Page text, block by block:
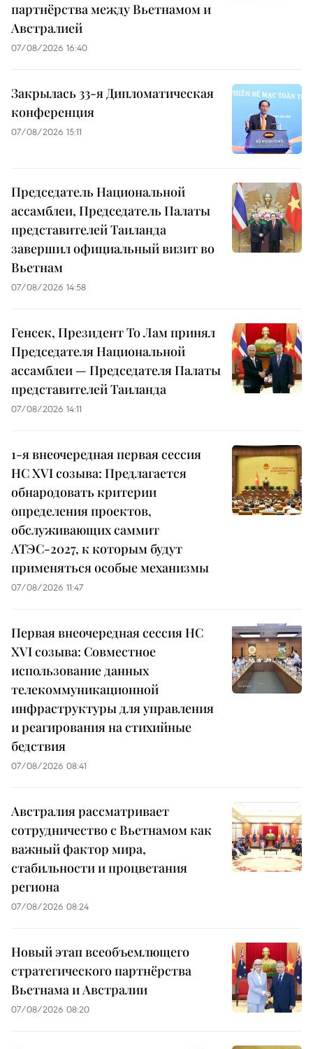
партнёрства между Вьетнамом и
Австралией
07/08/2026 16:40
Закрылась 33-я Дипломатическая
конференция
07/08/2026 15:11
Председатель Национальной
ассамблеи, Председатель Палаты
представителей Таиланда
завершил официальный визит во
Вьетнам
07/08/2026 14:58
Генсек, Президент То Лам принял
Председателя Национальной
ассамблеи — Председателя Палаты
представителей Таиланда
07/08/2026 14:11
1-я внеочередная первая сессия
НС XVI созыва: Предлагается
обнародовать критерии
определения проектов,
обслуживающих саммит
АТЭС-2027, к которым будут
применяться особые механизмы
07/08/2026 11:47
Первая внеочередная сессия НС
XVI созыва: Совместное
использование данных
телекоммуникационной
инфраструктуры для управления
и реагирования на стихийные
бедствия
07/08/2026 08:41
Австралия рассматривает
сотрудничество с Вьетнамом как
важный фактор мира,
стабильности и процветания
региона
07/08/2026 08:24
Новый этап всеобъемлющего
стратегического партнёрства
Вьетнама и Австралии
07/08/2026 08:20